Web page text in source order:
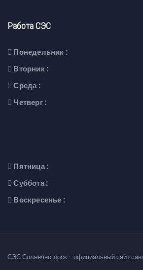
Работа СЭС
Понедельник :
Вторник :
Среда :
Четверг :
Пятница :
Суббота :
Воскресенье :
СЭС Солнечногорск - официальный сайт